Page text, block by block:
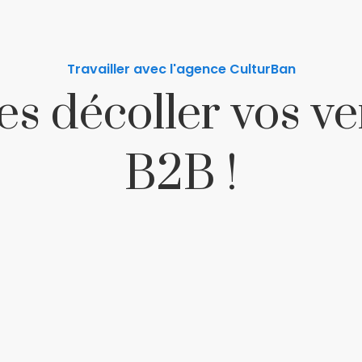
Travailler avec l'agence CulturBan
décoller vos
B2B !